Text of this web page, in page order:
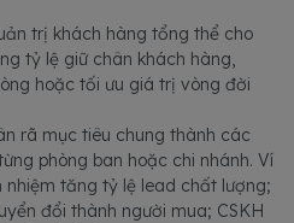
trị khách hàng tổng thể cho
tỷ lệ giữ chân khách hàng,
hoặc tối ưu giá trị vòng đời
rã mục tiêu chung thành các
phòng ban hoặc chi nhánh. Ví
tăng tỷ lệ lead chất lượng;
đổi thành người mua; CSKH